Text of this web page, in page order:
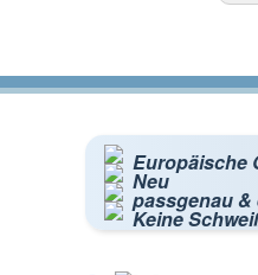
Europäische
Neu
passgenau
Keine